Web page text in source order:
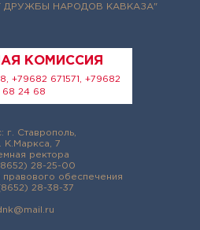
ДРУЖБЫ НАРОДОВ КАВКАЗА"
КОМИССИЯ
+79682 671571, +79682
68 24 68
г. Ставрополь,
К.Маркса, 7
ректора
28-25-00
правового обеспечения
28-38-37